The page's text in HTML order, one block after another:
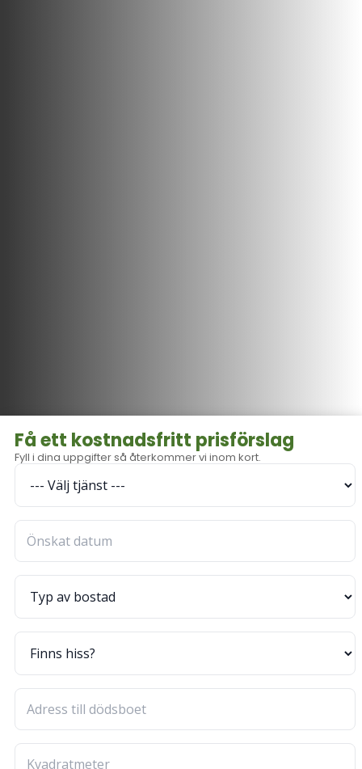
Få ett kostnadsfritt prisförslag
Fyll i dina uppgifter så återkommer vi inom kort.